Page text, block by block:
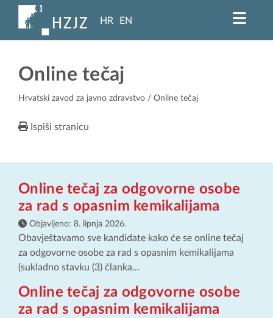
HR EN
Online tečaj
Hrvatski zavod za javno zdravstvo / Online tečaj
Ispiši stranicu
Online tečaj za odgovorne osobe
za rad s opasnim kemikalijama
Objavljeno: 8. lipnja 2026.
Obavještavamo sve kandidate kako će se online tečaj
za odgovorne osobe za rad s opasnim kemikalijama
(sukladno stavku (3) članka...
Online tečaj za odgovorne osobe
za rad s opasnim kemikalijama